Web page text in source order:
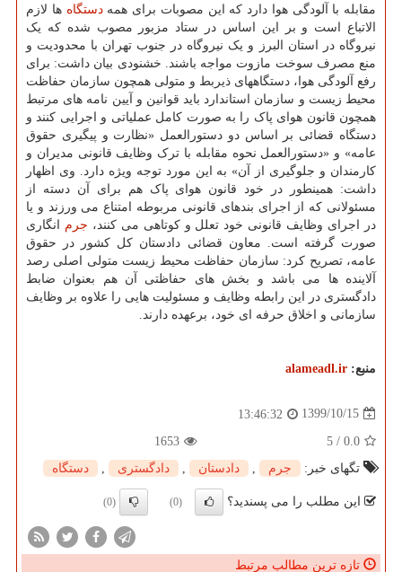
مقابله با آلودگی هوا دارد که این مصوبات برای همهدستگاه ها لازم
الاتباع است و بر این اساس در ستاد مزبور مصوب شده که یک
نیروگاه در استان البرز و یک نیروگاه در جنوب تهران با محدودیت و
منع مصرف سوخت مازوت مواجه باشند. خشنودی بیان داشت: برای
رفع آلودگی هوا، دستگاههای ذیربط و متولی همچون سازمان حفاظت
محیط زیست و سازمان استاندارد باید قوانین و آیین نامه های مرتبط
همچون قانون هوای پاک را به صورت کامل عملیاتی و اجرایی کنند و
دستگاه قضائی بر اساس دو دستورالعمل «نظارت و پیگیری حقوق
عامه» و «دستورالعمل نحوه مقابله با ترک وظایف قانونی مدیران و
کارمندان و جلوگیری از آن» به این مورد توجه ویژه دارد. وی اظهار
داشت: همینطور در خود قانون هوای پاک هم برای آن دسته از
مسئولانی که از اجرای بندهای قانونی مربوطه امتناع می ورزند و یا
در اجرای وظایف قانونی خود تعلل و کوتاهی می کنند، جرم انگاری
صورت گرفته است. معاون قضائی دادستان کل کشور در حقوق
عامه، تصریح کرد: سازمان حفاظت محیط زیست متولی اصلی رصد
آلاینده ها می باشد و بخش های حفاظتی آن هم بعنوان ضابط
دادگستری در این رابطه وظایف و مسئولیت هایی را علاوه بر وظایف
سازمانی و اخلاق حرفه ای خود، برعهده دارند.
منبع: alameadl.ir
1399/10/15
13:46:32
0.0
/
5
1653
تگهای خبر:
جرم دادستان دادگستری دستگاه
این مطلب را می پسندید؟ (0)
(0)
تازه ترین مطالب مرتبط